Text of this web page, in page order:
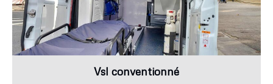
Vsl conventionné